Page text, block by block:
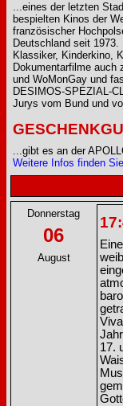
...eines der letzten
bespielten Kinos der
französischer
Deutschland seit
Klassiker, Kinderkino,
Dokumentarfilme auch
und WoMonGay und
DESIMOS-SPEZIAL-
Jurys vom Bund und
...gibt es an der
Weitere Infos finden
Donnerstag
06
August
17.